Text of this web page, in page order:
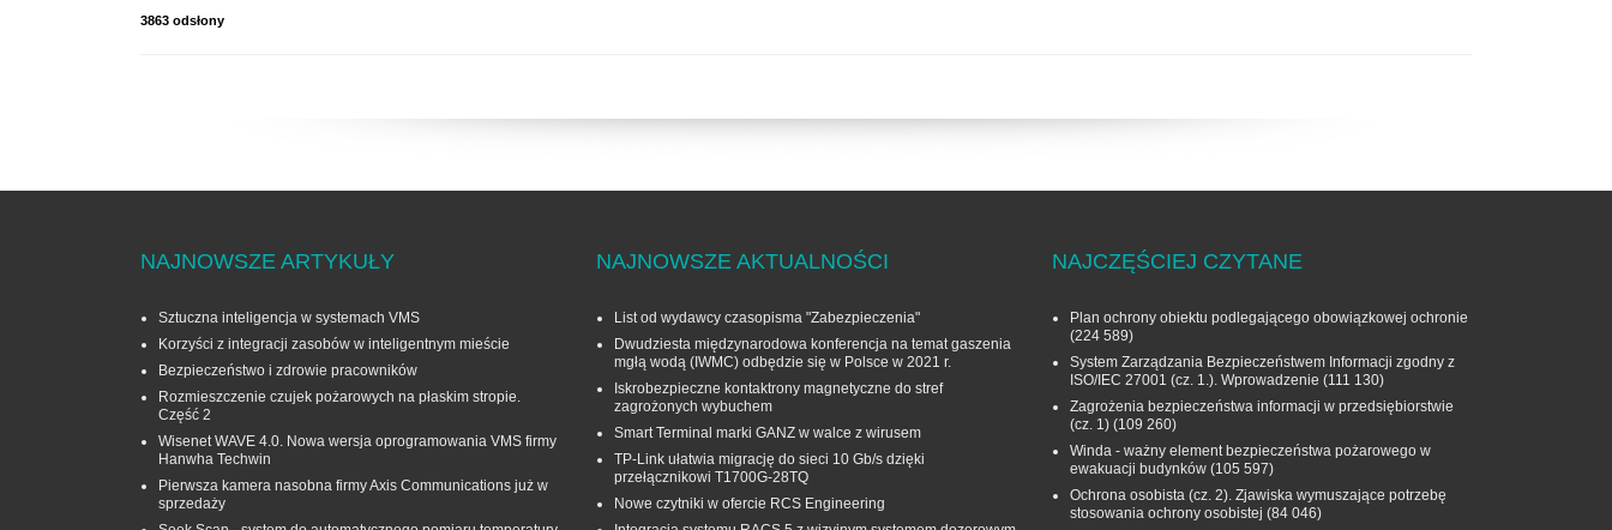
3863 odsłony
NAJNOWSZE ARTYKUŁY
Sztuczna inteligencja w systemach VMS
Korzyści z integracji zasobów w inteligentnym mieście
Bezpieczeństwo i zdrowie pracowników
Rozmieszczenie czujek pożarowych na płaskim stropie.
Część 2
Wisenet WAVE 4.0. Nowa wersja oprogramowania VMS firmy
Hanwha Techwin
Pierwsza kamera nasobna firmy Axis Communications już w
sprzedaży
NAJNOWSZE AKTUALNOŚCI
List od wydawcy czasopisma "Zabezpieczenia"
Dwudziesta międzynarodowa konferencja na temat gaszenia
mgłą wodą (IWMC) odbędzie się w Polsce w 2021 r.
Iskrobezpieczne kontaktrony magnetyczne do stref
zagrożonych wybuchem
Smart Terminal marki GANZ w walce z wirusem
TP-Link ułatwia migrację do sieci 10 Gb/s dzięki
przełącznikowi T1700G‑28TQ
Nowe czytniki w ofercie RCS Engineering
NAJCZĘŚCIEJ CZYTANE
Plan ochrony obiektu podlegającego obowiązkowej ochronie
(224 589)
System Zarządzania Bezpieczeństwem Informacji zgodny z
ISO/IEC 27001 (cz. 1.). Wprowadzenie (111 130)
Zagrożenia bezpieczeństwa informacji w przedsiębiorstwie
(cz. 1) (109 260)
Winda - ważny element bezpieczeństwa pożarowego w
ewakuacji budynków (105 597)
Ochrona osobista (cz. 2). Zjawiska wymuszające potrzebę
stosowania ochrony osobistej (84 046)